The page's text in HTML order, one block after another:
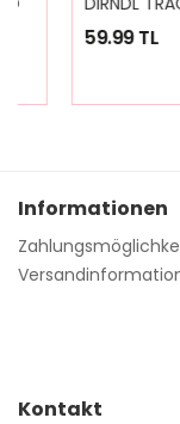
59.99 TL
Informationen
Kontakt